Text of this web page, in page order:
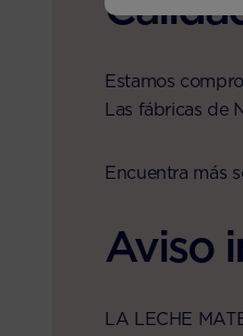
Estamos
Las fábricas de
Encuentra más
Aviso
LA LECHE